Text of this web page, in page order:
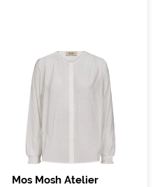
Mos Mosh Atelier